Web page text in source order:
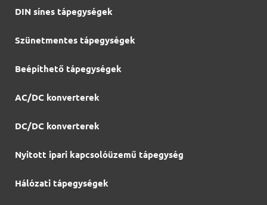
DIN sínes tápegységek
Szünetmentes tápegységek
Beépíthető tápegységek
AC/DC konverterek
DC/DC konverterek
Nyitott ipari kapcsolóüzemű tápegység
Hálózati tápegységek